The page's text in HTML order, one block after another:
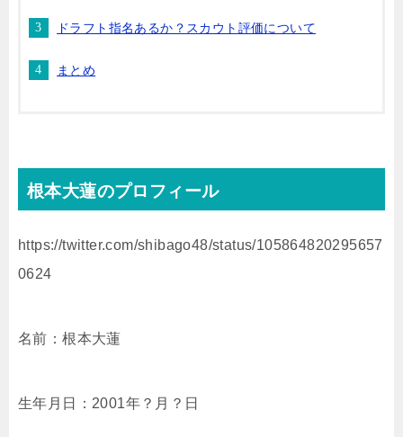
ドラフト指名あるか？スカウト評価について
まとめ
根本大蓮のプロフィール
https://twitter.com/shibago48/status/105864820295657
0624
名前：根本大蓮
生年月日：2001年？月？日